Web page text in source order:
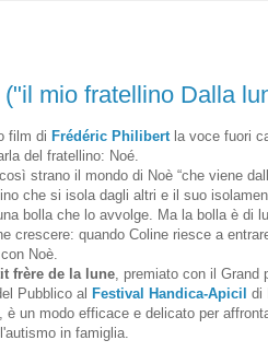
mio fratellino Dalla
film di Frédéric Philibertla voce fuori
del fratellino: Noé.
strano il mondo di Noè “che viene
che si isola dagli altri e il suo
bolla che lo avvolge. Ma la bolla è di
crescere: quando Coline riesce a
Noè.
frère de la lune, premiato con il Grand
Pubblico al Festival Handica-Apicil di
è un modo efficace e delicato per
in famiglia.